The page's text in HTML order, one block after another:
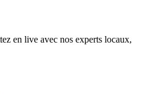
en live avec nos experts locaux,